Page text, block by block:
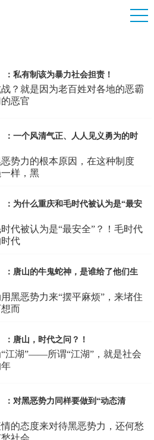
私有制该为暴力社会担责！
？就是因为老百姓对各地的恶霸
恶官
：一个风清气正、人人见义勇为的时
势力的根本原因，在这种制度
样，黑
：为什么重庆和毛时代被认为是“最安
代被认为是“最安全”？！毛时代
代
：唐山的牛鬼蛇神，是谁给了他们生
黑恶势力来“摆平麻烦”，来堵住
而
唐山，时代之问？！
江湖”——所谓“江湖”，就是社会
：对黑恶势力同样要做到“动态清
的态度来对待黑恶势力，还何愁
社会